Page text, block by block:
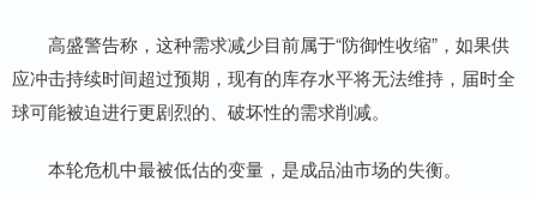
高盛警告称，这种需求减少目前属于“防御性收缩”，如果供
应冲击持续时间超过预期，现有的库存水平将无法维持，届时全
球可能被迫进行更剧烈的、破坏性的需求削减。
本轮危机中最被低估的变量，是成品油市场的失衡。